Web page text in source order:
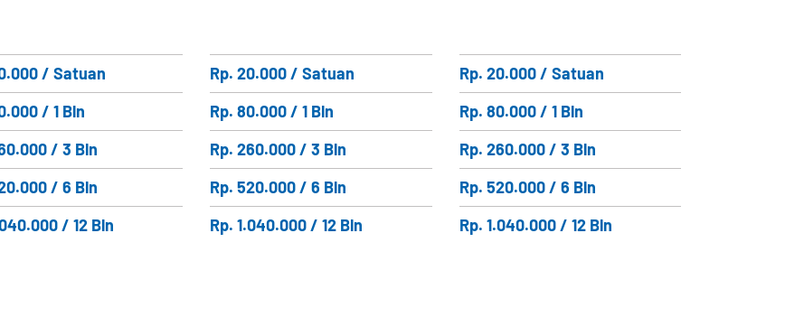
/ Satuan
/ 1 Bln
/ 3 Bln
/ 6 Bln
/ 12 Bln
Rp. 20.000 / Satuan
Rp. 80.000 / 1 Bln
Rp. 260.000 / 3 Bln
Rp. 520.000 / 6 Bln
Rp. 1.040.000 / 12 Bln
Rp. 20.000 / Satuan
Rp. 80.000 / 1 Bln
Rp. 260.000 / 3 Bln
Rp. 520.000 / 6 Bln
Rp. 1.040.000 / 12 Bln